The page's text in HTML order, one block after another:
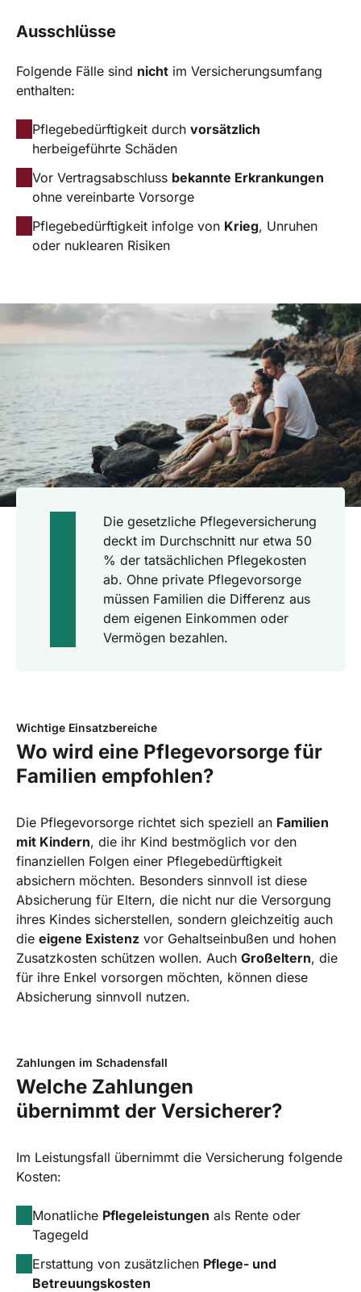
Ausschlüsse
Folgende Fälle sind nicht im Versicherungsumfang
enthalten:
Pflegebedürftigkeit durch vorsätzlich
herbeigeführte Schäden
Vor Vertragsabschluss bekannte Erkrankungen
ohne vereinbarte Vorsorge
Pflegebedürftigkeit infolge von Krieg, Unruhen
oder nuklearen Risiken
Die gesetzliche Pflegeversicherung
deckt im Durchschnitt nur etwa 50
% der tatsächlichen Pflegekosten
ab. Ohne private Pflegevorsorge
müssen Familien die Differenz aus
dem eigenen Einkommen oder
Vermögen bezahlen.
Wichtige Einsatzbereiche
Wo wird eine Pflegevorsorge für
Familien empfohlen?
Die Pflegevorsorge richtet sich speziell an Familien
mit Kindern, die ihr Kind bestmöglich vor den
finanziellen Folgen einer Pflegebedürftigkeit
absichern möchten. Besonders sinnvoll ist diese
Absicherung für Eltern, die nicht nur die Versorgung
ihres Kindes sicherstellen, sondern gleichzeitig auch
die eigene Existenz vor Gehaltseinbußen und hohen
Zusatzkosten schützen wollen. Auch Großeltern, die
für ihre Enkel vorsorgen möchten, können diese
Absicherung sinnvoll nutzen.
Zahlungen im Schadensfall
Welche Zahlungen
übernimmt der Versicherer?
Im Leistungsfall übernimmt die Versicherung folgende
Kosten:
Monatliche Pflegeleistungen als Rente oder
Tagegeld
Erstattung von zusätzlichen Pflege- und
Betreuungskosten